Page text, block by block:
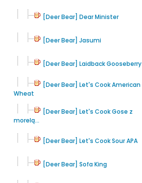
[Deer Bear] Dear Minister
[Deer Bear] Jasumi
[Deer Bear] Laidback Gooseberry
[Deer Bear] Let's Cook American
Wheat
[Deer Bear] Let's Cook Gose z
morelą...
[Deer Bear] Let's Cook Sour APA
[Deer Bear] Sofa King